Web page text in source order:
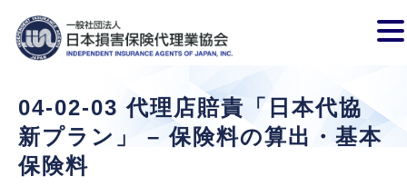
04-02-03 代理店賠責「日本代協
新プラン」 – 保険料の算出・基本
保険料